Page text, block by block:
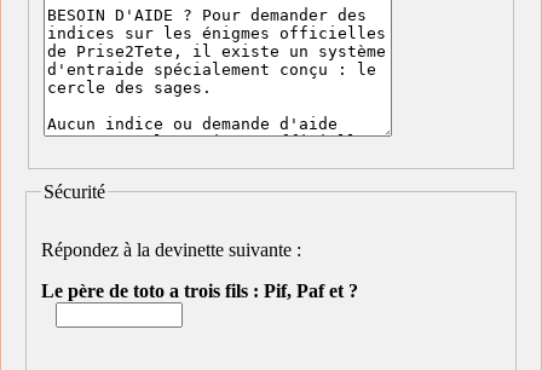
Sécurité
Répondez à la devinette suivante :
Le père de toto a trois fils : Pif, Paf et ?